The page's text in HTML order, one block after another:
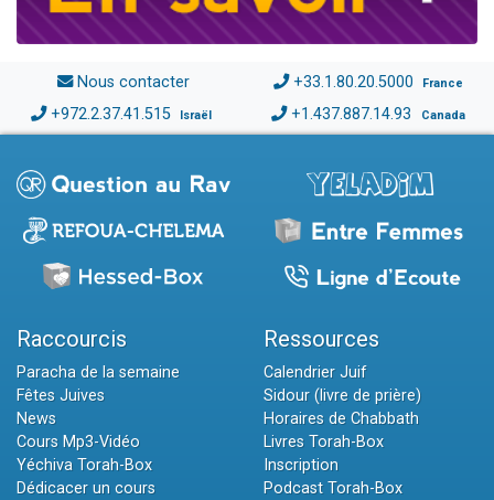
Nous contacter +33.1.80.20.5000 France
+972.2.37.41.515 Israël +1.437.887.14.93 Canada
Raccourcis
Paracha de la semaine
Fêtes Juives
News
Cours Mp3-Vidéo
Yéchiva Torah-Box
Dédicacer un cours
Ressources
Calendrier Juif
Sidour (livre de prière)
Horaires de Chabbath
Livres Torah-Box
Inscription
Podcast Torah-Box